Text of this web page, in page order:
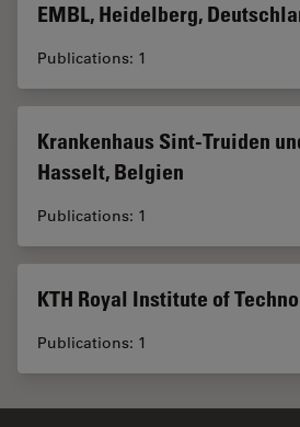
EMBL, Heidelberg,
Publications: 1
Krankenhaus Sint-Truiden
Hasselt, Belgien
Publications: 1
KTH Royal Institute of
Publications: 1